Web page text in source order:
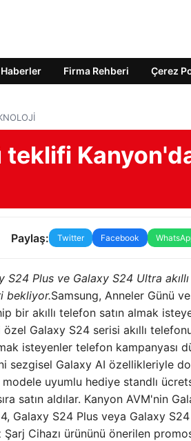
Firma Rehberi Çerez
teklifi
Paylaş: Twitter Facebook
S24 Plus ve Galaxy S24 Ultra
bekliyor.Samsung, Anneler Günü
bir akıllı telefon satın almak
Galaxy S24 serisi akıllı
isteyenler telefon kampanyası
sezgisel Galaxy AI özellikleriyle
uyumlu hediye standlı
satın aldılar. Kanyon AVM'nin
Galaxy S24 Plus veya Galaxy S24
Cihazı ürününü önerilen